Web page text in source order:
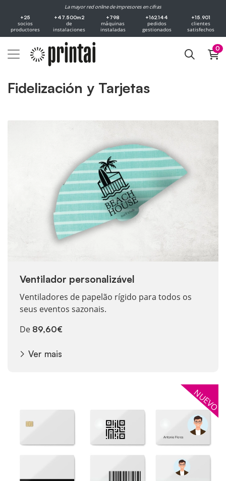
La mayor red online de impresores en cifras
+25
socios
productores
+47.500m2
de
instalaciones
+798
máquinas
instaladas
+162.144
pedidos
gestionados
+15.901
clientes
satisfechos
0
Fidelización y Tarjetas
Ventilador personalizável
Ventiladores de papelão rígido para todos os
seus eventos sazonais.
De 89,60€
Ver mais
Ver mais Ventilador personalizável
NUEVO